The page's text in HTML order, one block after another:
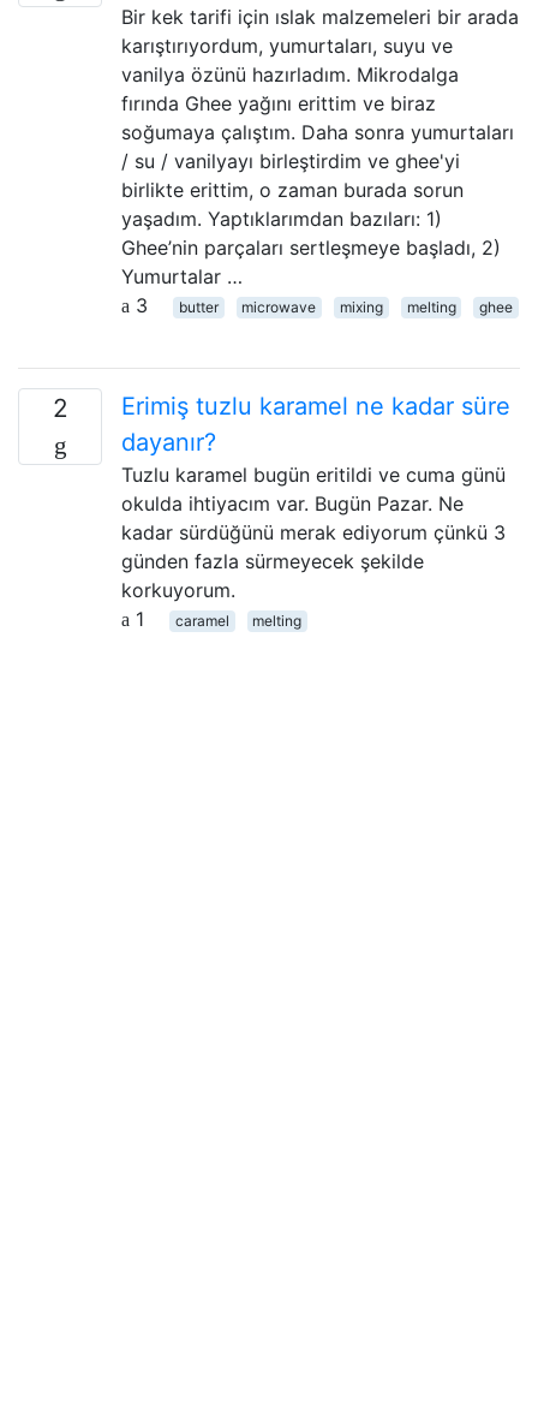
Bir kek tarifi için ıslak malzemeleri bir arada
karıştırıyordum, yumurtaları, suyu ve
vanilya özünü hazırladım. Mikrodalga
fırında Ghee yağını erittim ve biraz
soğumaya çalıştım. Daha sonra yumurtaları
/ su / vanilyayı birleştirdim ve ghee'yi
birlikte erittim, o zaman burada sorun
yaşadım. Yaptıklarımdan bazıları: 1)
Ghee’nin parçaları sertleşmeye başladı, 2)
Yumurtalar …
3
butter microwave mixing melting ghee
2
Erimiş tuzlu karamel ne kadar süre
dayanır?
Tuzlu karamel bugün eritildi ve cuma günü
okulda ihtiyacım var. Bugün Pazar. Ne
kadar sürdüğünü merak ediyorum çünkü 3
günden fazla sürmeyecek şekilde
korkuyorum.
1
caramel melting